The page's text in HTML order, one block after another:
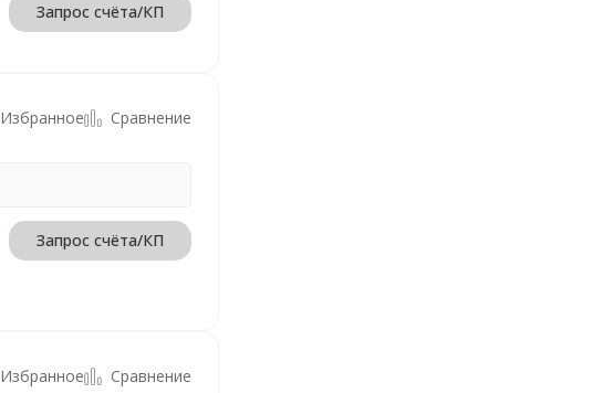
Запрос счёта/КП
Избранное Сравнение
Запрос счёта/КП
Избранное Сравнение